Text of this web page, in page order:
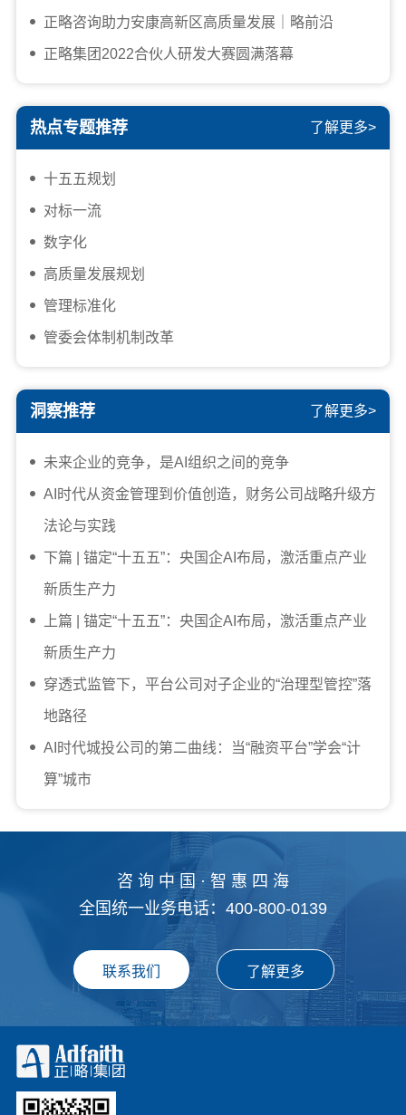
正略咨询助力安康高新区高质量发展｜略前沿
正略集团2022合伙人研发大赛圆满落幕
热点专题推荐 了解更多>
十五五规划
对标一流
数字化
高质量发展规划
管理标准化
管委会体制机制改革
洞察推荐 了解更多>
未来企业的竞争，是AI组织之间的竞争
AI时代从资金管理到价值创造，财务公司战略升级方
法论与实践
下篇 | 锚定“十五五”：央国企AI布局，激活重点产业
新质生产力
上篇 | 锚定“十五五”：央国企AI布局，激活重点产业
新质生产力
穿透式监管下，平台公司对子企业的“治理型管控”落
地路径
AI时代城投公司的第二曲线：当“融资平台”学会“计
算”城市
咨 询 中 国 · 智 惠 四 海
全国统一业务电话：400-800-0139